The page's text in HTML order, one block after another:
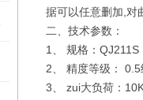
据可以任意删加,对
二、 技术参数：
1、 规格：QJ211S
2、 精度等级： 0.5
3、 zui大负荷：